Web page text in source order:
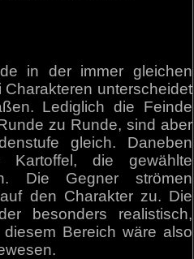
in der immer gleichen
unterscheidet
Lediglich die Feinde
zu Runde, sind aber
gleich. Daneben
die gewählte
Die Gegner strömen
den Charakter zu. Die
besonders realistisch,
Bereich wäre also